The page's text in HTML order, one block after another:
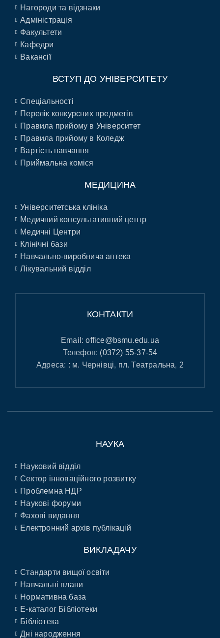
Нагороди та відзнаки
Адміністрація
Факультети
Кафедри
Вакансії
ВСТУП ДО УНІВЕРСИТЕТУ
Спеціальності
Перелік конкурсних предметів
Правила прийому в Університет
Правила прийому в Коледж
Вартість навчання
Приймальна коміся
МЕДИЦИНА
Університетська клініка
Медичний консультативний центр
Медичні Центри
Клінічні бази
Навчально-виробнича аптека
Лікувальний відділ
КОНТАКТИ
Email:office@bsmu.edu.ua
Телефон: (0372) 55-37-54
Адреса: : м. Чернівці, пл. Театральна, 2
НАУКА
Науковий відділ
Сектор інноваційного розвитку
Проблемна НДР
Наукові форуми
Фахові видання
Електронний архів публікацій
ВИКЛАДАЧУ
Стандарти вищої освіти
Навчальні плани
Нормативна база
E-каталог Бібліотеки
Бібліотека
Дні народження